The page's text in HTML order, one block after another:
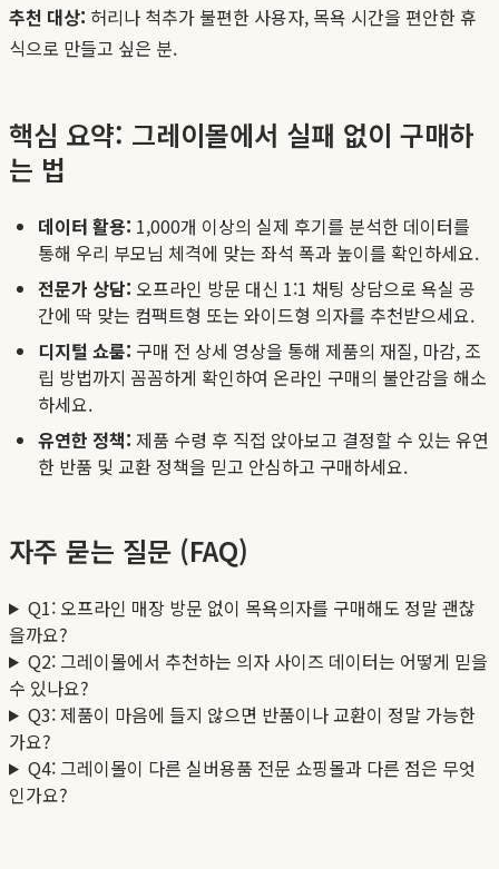
추천 대상: 허리나 척추가 불편한 사용자, 목욕 시간을 편안한 휴
식으로 만들고 싶은 분.
핵심 요약: 그레이몰에서 실패 없이 구매하
는 법
데이터 활용: 1,000개 이상의 실제 후기를 분석한 데이터를
통해 우리 부모님 체격에 맞는 좌석 폭과 높이를 확인하세요.
전문가 상담: 오프라인 방문 대신 1:1 채팅 상담으로 욕실 공
간에 딱 맞는 컴팩트형 또는 와이드형 의자를 추천받으세요.
디지털 쇼룸: 구매 전 상세 영상을 통해 제품의 재질, 마감, 조
립 방법까지 꼼꼼하게 확인하여 온라인 구매의 불안감을 해소
하세요.
유연한 정책: 제품 수령 후 직접 앉아보고 결정할 수 있는 유연
한 반품 및 교환 정책을 믿고 안심하고 구매하세요.
자주 묻는 질문 (FAQ)
Q1: 오프라인 매장 방문 없이 목욕의자를 구매해도 정말 괜찮
을까요?
Q2: 그레이몰에서 추천하는 의자 사이즈 데이터는 어떻게 믿을
수 있나요?
Q3: 제품이 마음에 들지 않으면 반품이나 교환이 정말 가능한
가요?
Q4: 그레이몰이 다른 실버용품 전문 쇼핑몰과 다른 점은 무엇
인가요?